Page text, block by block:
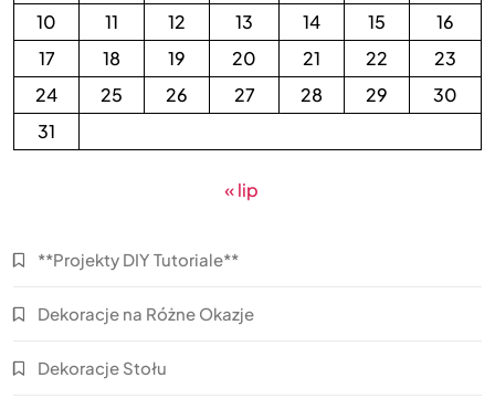
10
11 12 13 14 15
16
17
18 19 20 21 22
23
24
25 26 27 28 29
30
31
« lip
**Projekty DIY Tutoriale**
Dekoracje na Różne Okazje
Dekoracje Stołu